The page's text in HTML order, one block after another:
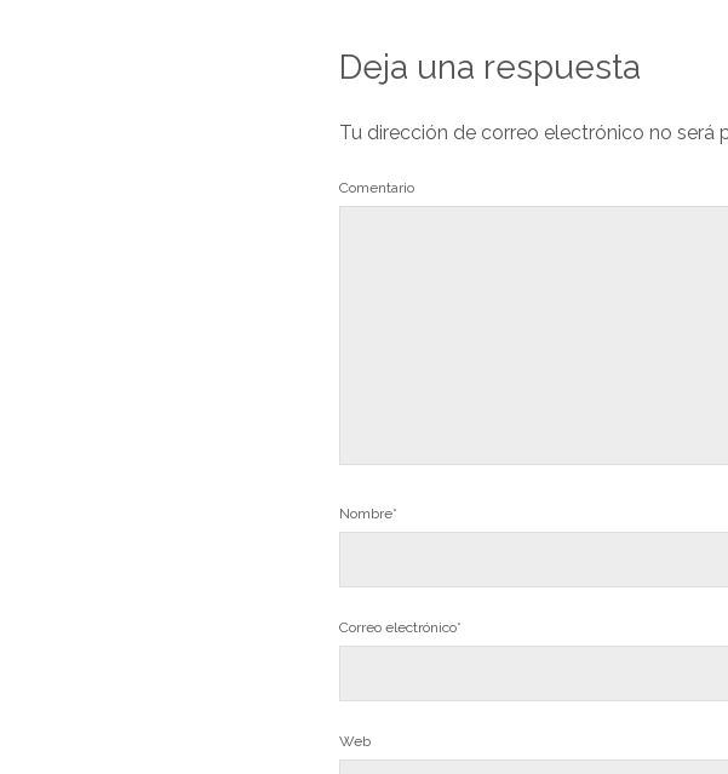
Deja una respuesta
Tu dirección de correo electrónico no será
Comentario
Nombre*
Correo electrónico*
Web